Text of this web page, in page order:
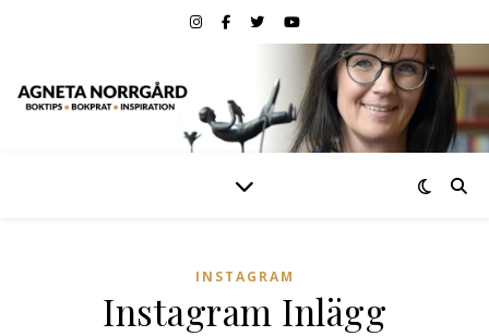
INSTAGRAM
Instagram Inlägg